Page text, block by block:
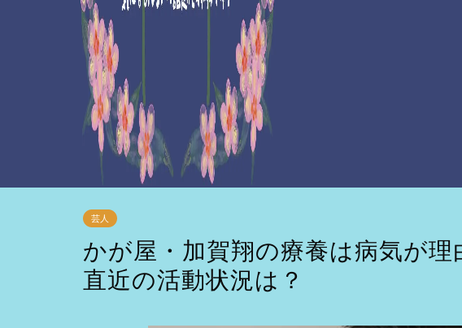
芸人
かが屋・加賀翔の療養は病気が理
直近の活動状況は？